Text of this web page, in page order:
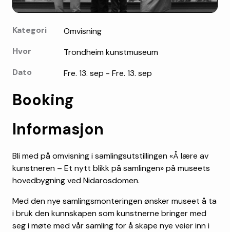
Kategori
Omvisning
Hvor
Trondheim kunstmuseum
Dato
Fre. 13. sep - Fre. 13. sep
Booking
Informasjon
Bli med på omvisning i samlingsutstillingen «Å lære av
kunstneren – Et nytt blikk på samlingen» på museets
hovedbygning ved Nidarosdomen.
Med den nye samlingsmonteringen ønsker museet å ta
i bruk den kunnskapen som kunstnerne bringer med
seg i møte med vår samling for å skape nye veier inn i